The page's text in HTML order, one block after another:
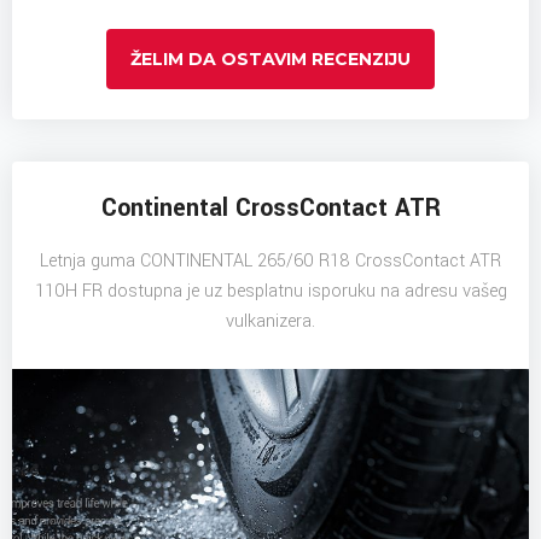
ŽELIM DA OSTAVIM RECENZIJU
Continental CrossContact ATR
Letnja guma CONTINENTAL 265/60 R18 CrossContact ATR
110H FR dostupna je uz besplatnu isporuku na adresu vašeg
vulkanizera.